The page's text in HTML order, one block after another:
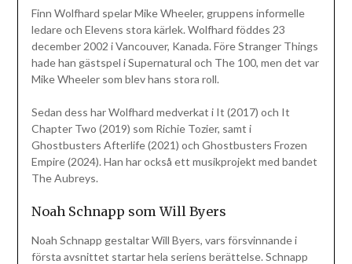
Finn Wolfhard spelar Mike Wheeler, gruppens informelle
ledare och Elevens stora kärlek. Wolfhard föddes 23
december 2002 i Vancouver, Kanada. Före Stranger Things
hade han gästspel i Supernatural och The 100, men det var
Mike Wheeler som blev hans stora roll.
Sedan dess har Wolfhard medverkat i It (2017) och It
Chapter Two (2019) som Richie Tozier, samt i
Ghostbusters Afterlife (2021) och Ghostbusters Frozen
Empire (2024). Han har också ett musikprojekt med bandet
The Aubreys.
Noah Schnapp som Will Byers
Noah Schnapp gestaltar Will Byers, vars försvinnande i
första avsnittet startar hela seriens berättelse. Schnapp